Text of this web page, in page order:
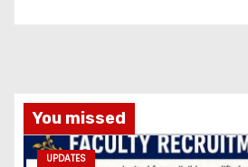
You missed
UPDATES